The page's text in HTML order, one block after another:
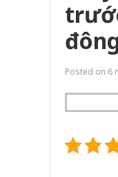
Posted on 6